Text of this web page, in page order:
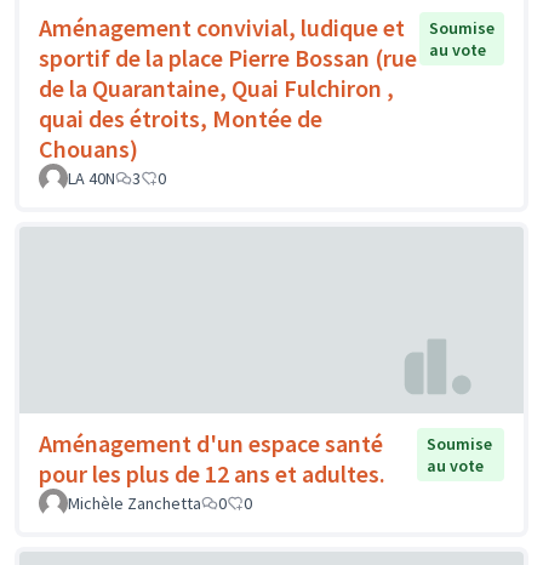
Aménagement convivial, ludique et
sportif de la place Pierre Bossan (rue
de la Quarantaine, Quai Fulchiron ,
quai des étroits, Montée de
Chouans)
Soumise
au vote
LA 40N 3 0
Aménagement d'un espace santé
pour les plus de 12 ans et adultes.
Soumise
au vote
Michèle Zanchetta
0 0